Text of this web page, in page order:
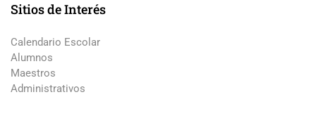
Sitios de Interés
Calendario Escolar
Alumnos
Maestros
Administrativos